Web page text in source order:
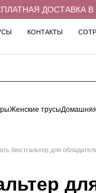
ДОСТАВКА В ПВЗ
КОНТАКТЫ
Женские трусы
бюстгальтер для